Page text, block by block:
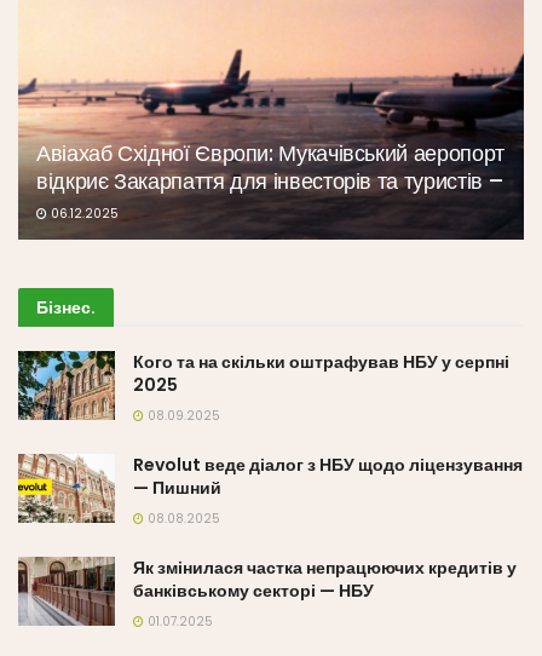
Авіахаб Східної Європи: Мукачівський аеропорт
відкриє Закарпаття для інвесторів та туристів –
06.12.2025
Бізнес.
Кого та на скільки оштрафував НБУ у серпні
2025
08.09.2025
Revolut веде діалог з НБУ щодо ліцензування
— Пишний
08.08.2025
Як змінилася частка непрацюючих кредитів у
банківському секторі — НБУ
01.07.2025